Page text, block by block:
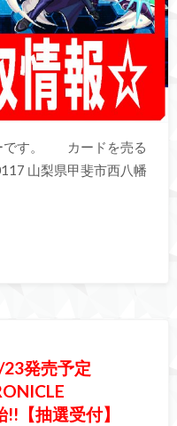
です。 カードを売る
山梨県甲斐市西八幡
23発売予定
【抽選受付】